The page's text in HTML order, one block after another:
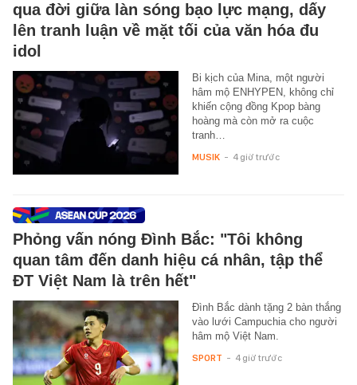
qua đời giữa làn sóng bạo lực mạng, dấy
lên tranh luận về mặt tối của văn hóa đu
idol
Bi kịch của Mina, một người
hâm mộ ENHYPEN, không chỉ
khiến cộng đồng Kpop bàng
hoàng mà còn mở ra cuộc
tranh…
MUSIK - 4 giờ trước
Phỏng vấn nóng Đình Bắc: "Tôi không
quan tâm đến danh hiệu cá nhân, tập thể
ĐT Việt Nam là trên hết"
Đình Bắc dành tặng 2 bàn thắng
vào lưới Campuchia cho người
hâm mộ Việt Nam.
SPORT - 4 giờ trước